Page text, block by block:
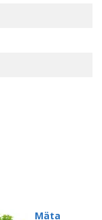
Mäta